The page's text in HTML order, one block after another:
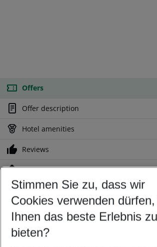
Offers
Offer description
Hotel amenities
Reviews
Location
Customize your offer
Find the perfect deal which suits your best
Your departure airport
Any airport
Stimmen Sie zu, dass wir
Cookies verwenden
Ihnen das beste Erlebnis zu
bieten?